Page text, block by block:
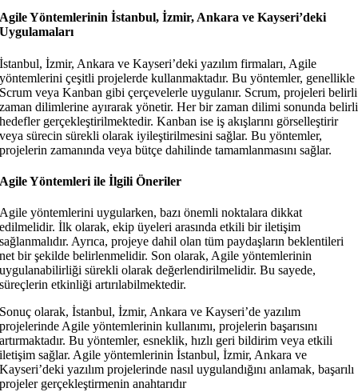
Agile Yöntemlerinin İstanbul, İzmir, Ankara ve Kayseri’deki
Uygulamaları
İstanbul, İzmir, Ankara ve Kayseri’deki yazılım firmaları, Agile
yöntemlerini çeşitli projelerde kullanmaktadır. Bu yöntemler, genellikle
Scrum veya Kanban gibi çerçevelerle uygulanır. Scrum, projeleri belirli
zaman dilimlerine ayırarak yönetir. Her bir zaman dilimi sonunda belirli
hedefler gerçekleştirilmektedir. Kanban ise iş akışlarını görselleştirir
veya sürecin sürekli olarak iyileştirilmesini sağlar. Bu yöntemler,
projelerin zamanında veya bütçe dahilinde tamamlanmasını sağlar.
Agile Yöntemleri ile İlgili Öneriler
Agile yöntemlerini uygularken, bazı önemli noktalara dikkat
edilmelidir. İlk olarak, ekip üyeleri arasında etkili bir iletişim
sağlanmalıdır. Ayrıca, projeye dahil olan tüm paydaşların beklentileri
net bir şekilde belirlenmelidir. Son olarak, Agile yöntemlerinin
uygulanabilirliği sürekli olarak değerlendirilmelidir. Bu sayede,
süreçlerin etkinliği artırılabilmektedir.
Sonuç olarak, İstanbul, İzmir, Ankara ve Kayseri’de yazılım
projelerinde Agile yöntemlerinin kullanımı, projelerin başarısını
artırmaktadır. Bu yöntemler, esneklik, hızlı geri bildirim veya etkili
iletişim sağlar. Agile yöntemlerinin İstanbul, İzmir, Ankara ve
Kayseri’deki yazılım projelerinde nasıl uygulandığını anlamak, başarılı
projeler gerçekleştirmenin anahtarıdır